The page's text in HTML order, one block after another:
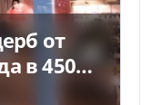
от
в 450